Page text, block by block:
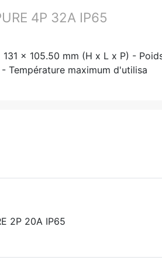
4P 32A IP65
x 105.50 mm (H x L x P) -
Température maximum d'utilisa
2P 20A IP65